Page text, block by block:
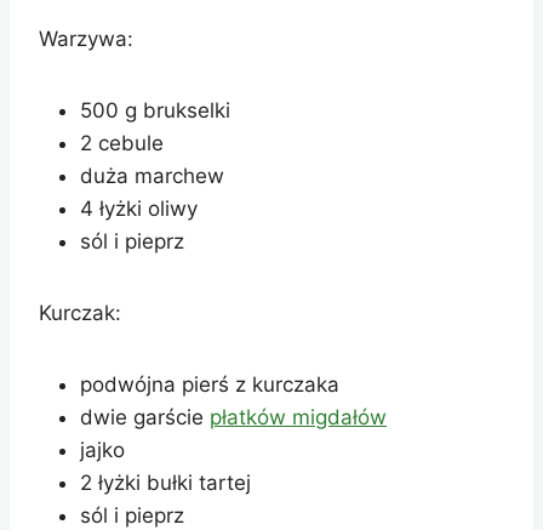
Warzywa:
500 g brukselki
2 cebule
duża marchew
4 łyżki oliwy
sól i pieprz
Kurczak:
podwójna pierś z kurczaka
dwie garście płatków migdałów
jajko
2 łyżki bułki tartej
sól i pieprz